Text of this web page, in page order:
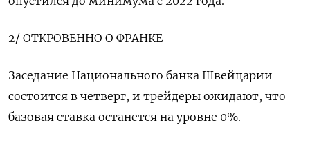
2/ ОТКРОВЕННО О ФРАНКЕ
Заседание Национального банка Швейцарии
состоится в четверг, и трейдеры ожидают, что
базовая ставка останется на уровне 0%.